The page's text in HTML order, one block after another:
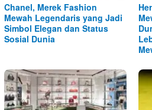
Chanel, Merek Fashion
Mewah Legendaris yang Jadi
Simbol Elegan dan Status
Sosial Dunia